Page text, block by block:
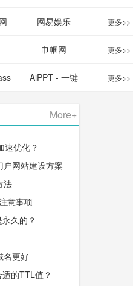
网易娱乐 更多>>
巾帼网 更多>>
AiPPT - 一键 更多>>
More+
速优化？
网站建设方案
法
意事项
久的？
名更好
的TTL值？